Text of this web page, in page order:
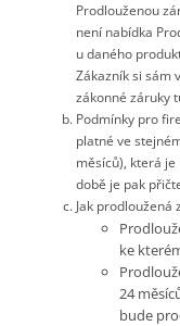
Prodlouženou
není nabídka
u daného
Zákazník si sám
zákonné záruky
Podmínky pro
platné ve
měsíců), která
době je pak
Jak prodloužená
ke
24
bude